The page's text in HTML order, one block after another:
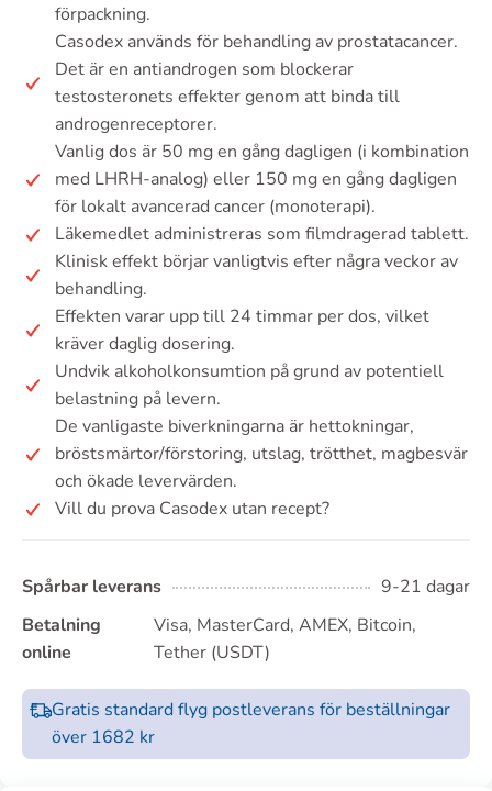
förpackning.
Casodex används för behandling av prostatacancer.
Det är en antiandrogen som blockerar
testosteronets effekter genom att binda till
androgenreceptorer.
Vanlig dos är 50 mg en gång dagligen (i kombination
med LHRH-analog) eller 150 mg en gång dagligen
för lokalt avancerad cancer (monoterapi).
Läkemedlet administreras som filmdragerad tablett.
Klinisk effekt börjar vanligtvis efter några veckor av
behandling.
Effekten varar upp till 24 timmar per dos, vilket
kräver daglig dosering.
Undvik alkoholkonsumtion på grund av potentiell
belastning på levern.
De vanligaste biverkningarna är hettokningar,
bröstsmärtor/förstoring, utslag, trötthet, magbesvär
och ökade levervärden.
Vill du prova Casodex utan recept?
Spårbar leverans
9-21 dagar
Betalning
online
Visa, MasterCard, AMEX, Bitcoin,
Tether (USDT)
Gratis standard flyg postleverans för beställningar
över 1682 kr